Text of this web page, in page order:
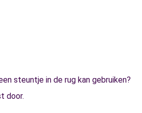
steuntje in de rug kan gebruiken?
door.